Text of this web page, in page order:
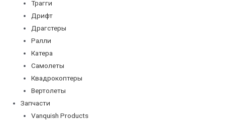
Трагги
Дрифт
Драгстеры
Ралли
Катера
Самолеты
Квадрокоптеры
Вертолеты
Запчасти
Vanquish Products